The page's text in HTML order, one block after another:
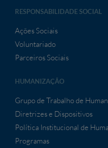
RESPONSABILIDADE SOCIAL
Ações Sociais
Voluntariado
Parceiros Sociais
HUMANIZAÇÃO
Grupo de Trabalho de
Diretrizes e Dispositivos
Política Institucional de
Programas